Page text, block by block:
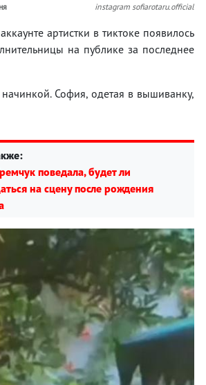
instagram sofiarotaru.official
артистки в тиктоке появилось
на публике за последнее
София, одетая в вышиванку,
поведала, будет ли
на сцену после рождения